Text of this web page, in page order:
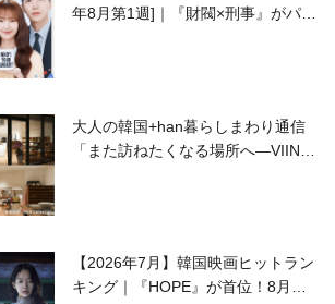
年8月第1週]｜『財閥×刑事』がパワ
大人の韓国+han暮らしまわり通信
「また訪ねたくなる場所へ―VIIN C
【2026年7月】韓国映画ヒットラン
キング｜『HOPE』が首位！8月公